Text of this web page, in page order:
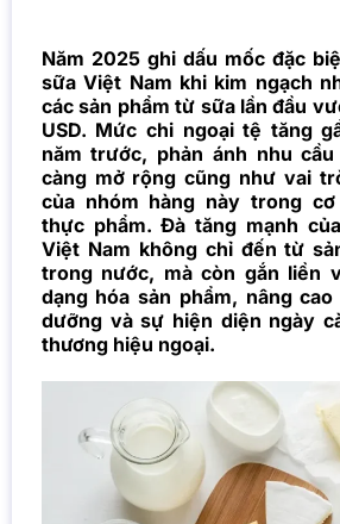
Năm 2025 ghi dấu mốc đặc
sữa Việt Nam khi kim ngạch
các sản phẩm từ sữa lần đầu
USD. Mức chi ngoại tệ tăng
năm trước, phản ánh nhu
càng mở rộng cũng như vai
của nhóm hàng này trong
thực phẩm. Đà tăng mạnh
Việt Nam không chỉ đến từ
trong nước, mà còn gắn liền
dạng hóa sản phẩm, nâng
dưỡng và sự hiện diện ngày
thương hiệu ngoại.